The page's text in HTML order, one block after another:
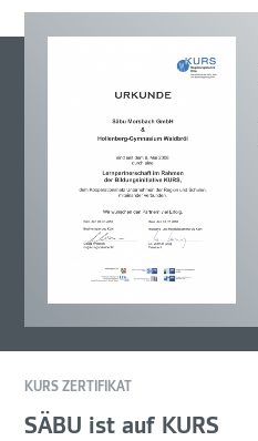
KURS ZERTIFIKAT
SÄBU ist auf KURS